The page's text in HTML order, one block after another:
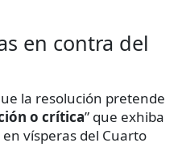
en contra del
la resolución pretende
o crítica” que exhiba
vísperas del Cuarto